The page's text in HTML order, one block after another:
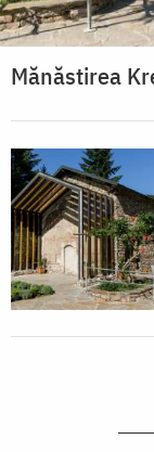
Mănăstirea